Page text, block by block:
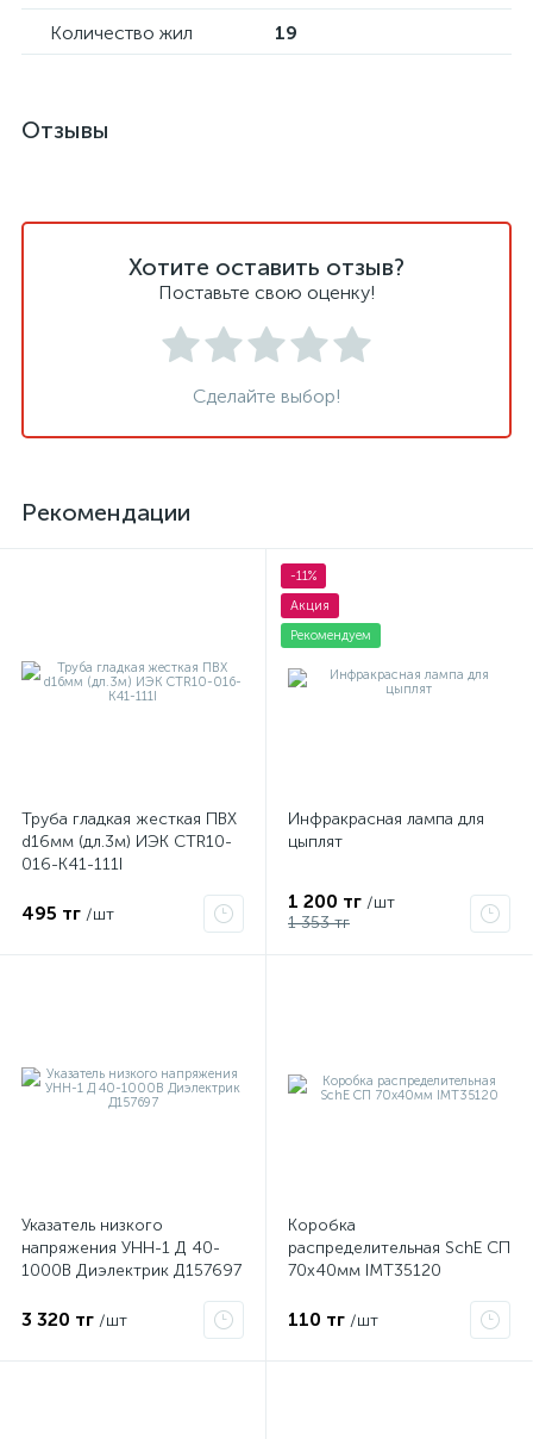
Количество жил
19
Отзывы
Хотите оставить отзыв?
Поставьте свою оценку!
Сделайте выбор!
Рекомендации
Труба гладкая жесткая ПВХ
d16мм (дл.3м) ИЭК CTR10-
016-K41-111I
495 тг /шт
-11%
Акция
Рекомендуем
Инфракрасная лампа для
цыплят
1 200 тг /шт
1 353 тг
Указатель низкого
напряжения УНН-1 Д 40-
1000В Диэлектрик Д157697
3 320 тг /шт
Коробка
распределительная SchE СП
70х40мм IMT35120
110 тг /шт